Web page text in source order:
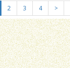
2 3 4 >